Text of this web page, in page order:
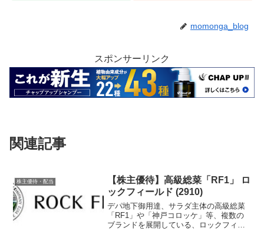
momonga_blog
スポンサーリンク
関連記事
株主優待・配当
【株主優待】高級総菜「RF1」 ロ
ックフィールド (2910)
デパ地下御用達、サラダ主体の高級総菜
「RF1」や「神戸コロッケ」等、複数の
ブランドを展開している、ロックフィー